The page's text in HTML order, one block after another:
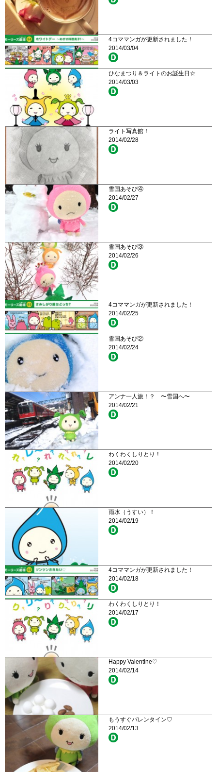
4コママンガが更新されました！
2014/03/04
ひなまつり＆ライトのお誕生日☆
2014/03/03
ライト写真館！
2014/02/28
雪国あそび④
2014/02/27
雪国あそび③
2014/02/26
4コママンガが更新されました！
2014/02/25
雪国あそび②
2014/02/24
アンナ一人旅！？ 〜雪国へ〜
2014/02/21
わくわくしりとり！
2014/02/20
雨水（うすい）！
2014/02/19
4コママンガが更新されました！
2014/02/18
わくわくしりとり！
2014/02/17
Happy Valentine♡
2014/02/14
もうすぐバレンタイン♡
2014/02/13